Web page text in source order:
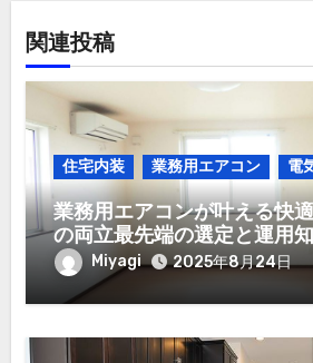
関連投稿
住宅内装 業務用エアコン 電
業務用エアコンが叶える快
の両立最先端の選定と運用
Miyagi 2025年8月24日